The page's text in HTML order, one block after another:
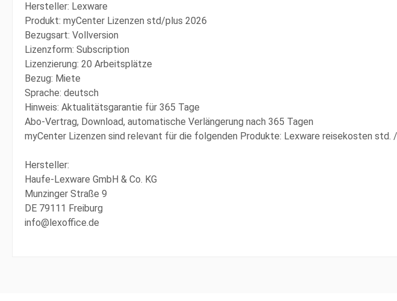
Hersteller: Lexware
Produkt: myCenter Lizenzen std/plus 2026
Bezugsart: Vollversion
Lizenzform: Subscription
Lizenzierung: 20 Arbeitsplätze
Bezug: Miete
Sprache: deutsch
Hinweis: Aktualitätsgarantie für 365 Tage
Abo-Vertrag, Download, automatische Verlängerung nach 365 Tagen
myCenter Lizenzen sind relevant für die folgenden Produkte: Lexware reisekosten
Hersteller:
Haufe-Lexware GmbH & Co. KG
Munzinger Straße 9
DE 79111 Freiburg
info@lexoffice.de